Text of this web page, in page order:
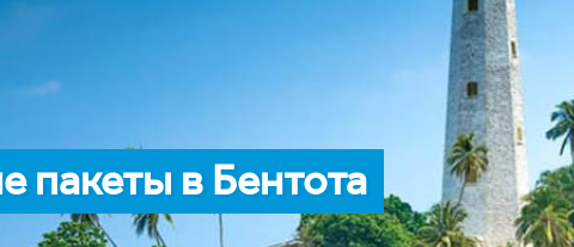
пакеты в Бентота